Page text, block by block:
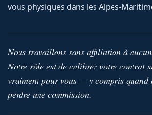
vous physiques dans les Alpes-
Nous travaillons sans affiliation à
Notre rôle est de calibrer votre contrat
vraiment pour vous — y compris quand
perdre une commission.